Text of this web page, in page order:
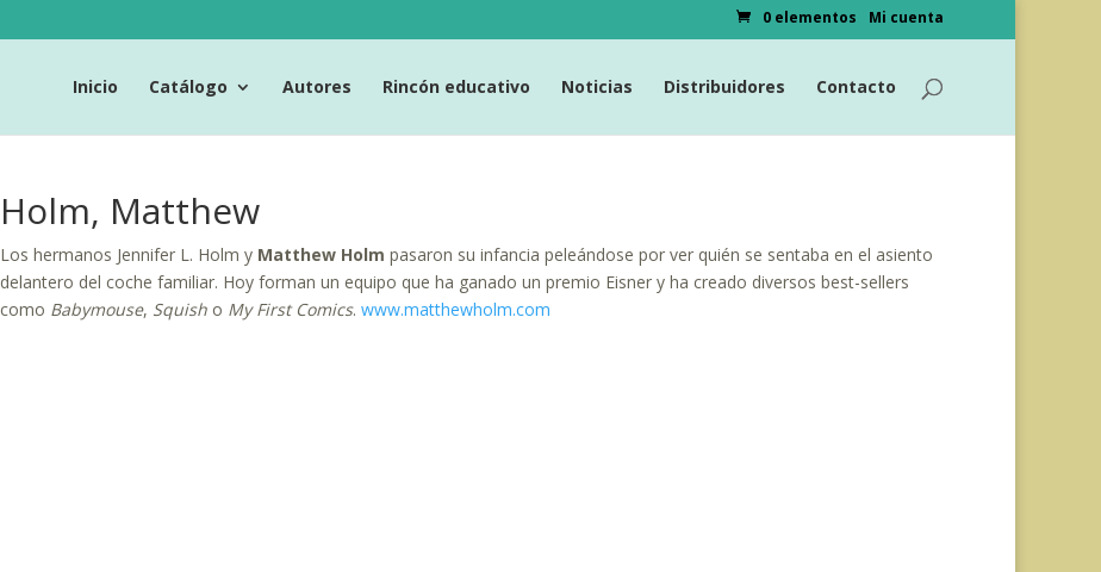
Mi cuenta
0 elementos
Inicio Catálogo Autores Rincón educativo Noticias Distribuidores Contacto
Holm, Matthew
Los hermanos Jennifer L. Holm y Matthew Holm pasaron su infancia peleándose por ver quién se sentaba en el asiento
delantero del coche familiar. Hoy forman un equipo que ha ganado un premio Eisner y ha creado diversos best-sellers
como Babymouse, Squisho My First Comics. www.matthewholm.com